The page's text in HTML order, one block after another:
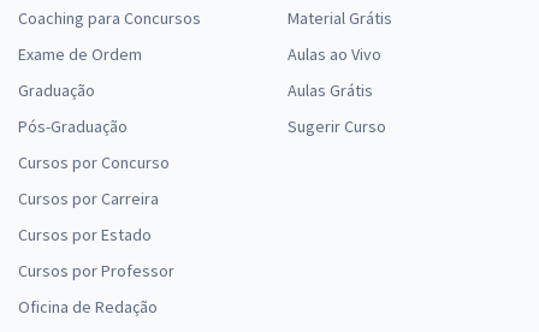
Coaching para Concursos
Exame de Ordem
Graduação
Pós-Graduação
Cursos por Concurso
Cursos por Carreira
Cursos por Estado
Cursos por Professor
Oficina de Redação
Material Grátis
Aulas ao Vivo
Aulas Grátis
Sugerir Curso